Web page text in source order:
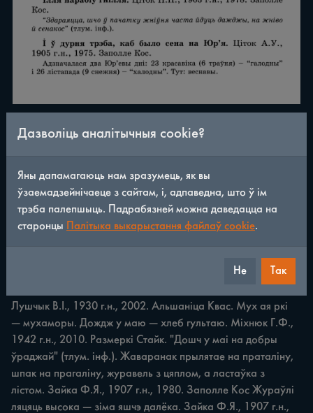
◀ / 290
ПРЫКМЕТЫ 3 НАРОДНАГА КАЛЕНДАРА, НАЗІРАННІ 131
Благавешча — Благавешчанне, свята, якое прыпадае на 25
сакавіка (7 красавіка). Да Святога Духа не скідай кажуха,
i па Святым Дусе ў тым самым кажусе. Зайка Ф.Я., 1907
Сёмухі (Тройцы), праз сем тыдняў пасля Вялікадня. Дзе
мухаморы, там i баравікі. Таўрэль У.А., 1938 г.н., 1995.
Лушчык В.І., 1930 г.н., 2002. Альшаніца Квас. Мух ая ркі
— мухаморы. Дождж у маю — хлеб гультаю. Міхнюк Г.Ф.,
1942 г.н., 2010. Размеркі Стайк. "Дошч у маі на добры
ўраджай" (тлум. інф.). Жаваранак прылятае на праталіну,
шпак на прагаліну, журавель з цяплом, а ластаўка з
лістом. Зайка Ф.Я., 1907 г.н., 1980. Заполле Кос Жураўлі
ляцяць высока — зіма яшчэ далёка. Зайка Ф.Я., 1907 г.н.,
Дазволіць аналітычныя cookie?
Яны дапамагаюць нам зразумець, як вы
ўзаемадзейнічаеце з сайтам, і, адпаведна, што ў ім
трэба палепшыць. Падрабязней можна даведацца на
старонцы
Палітыка выкарыстання файлаў cookie.
Не Так